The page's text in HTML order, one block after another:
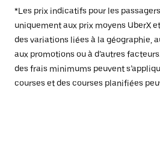
*Les prix indicatifs pour les
uniquement aux prix moyens UberX
des variations liées à la géographie,
aux promotions ou à d’autres
des frais minimums peuvent
courses et des courses planifiées